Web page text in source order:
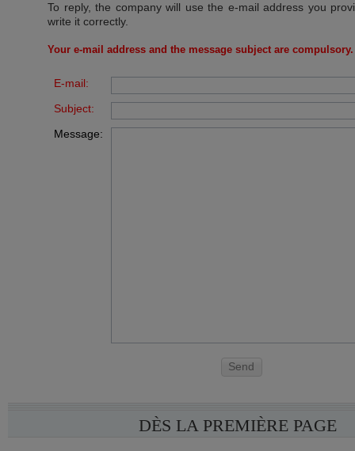
To reply, the company will use the e-mail address you
write it correctly.
Your e-mail address and the message subject are compulsory.
E-mail:
Subject:
Message:
Send
DÈS LA PREMIÈRE PAGE